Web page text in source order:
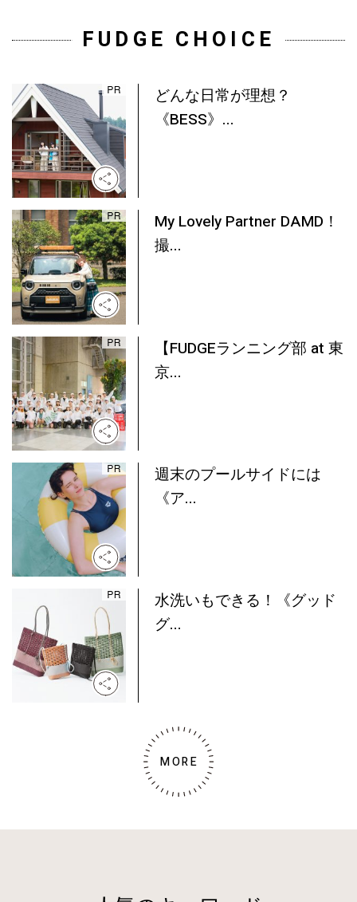
FUDGE CHOICE
どんな日常が理想？
《BESS》...
My Lovely Partner DAMD！
撮...
【FUDGEランニング部 at 東
京...
週末のプールサイドには
《ア...
水洗いもできる！《グッド
グ...
MORE